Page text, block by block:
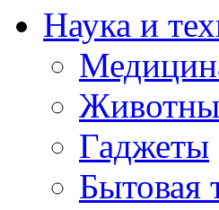
Наука и
Гаджеты
Бытовая